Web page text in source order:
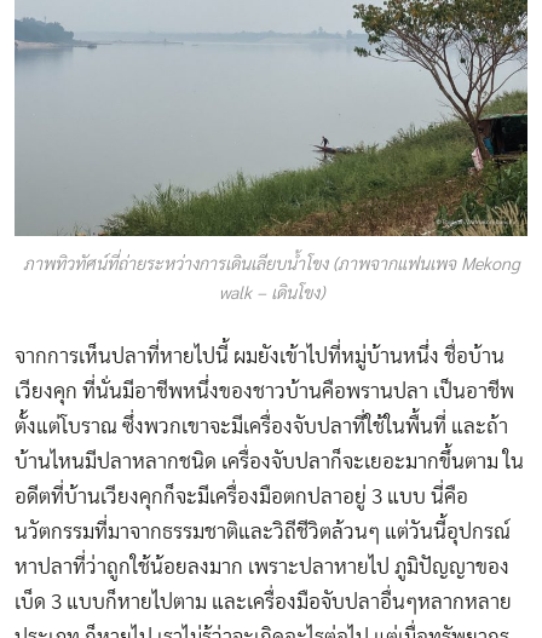
ภาพทิวทัศน์ที่ถ่ายระหว่างการเดินเลียบน้ำโขง (ภาพจากแฟนเพจ Mekong
walk – เดินโขง)
จากการเห็นปลาที่หายไปนี้ ผมยังเข้าไปที่หมู่บ้านหนึ่ง ชื่อบ้าน
เวียงคุก ที่นั่นมีอาชีพหนึ่งของชาวบ้านคือพรานปลา เป็นอาชีพ
ตั้งแต่โบราณ ซึ่งพวกเขาจะมีเครื่องจับปลาที่ใช้ในพื้นที่ และถ้า
บ้านไหนมีปลาหลากชนิด เครื่องจับปลาก็จะเยอะมากขึ้นตาม ใน
อดีตที่บ้านเวียงคุกก็จะมีเครื่องมือตกปลาอยู่ 3 แบบ นี่คือ
นวัตกรรมที่มาจากธรรมชาติและวิถีชีวิตล้วนๆ แต่วันนี้อุปกรณ์
หาปลาที่ว่าถูกใช้น้อยลงมาก เพราะปลาหายไป ภูมิปัญญาของ
เบ็ด 3 แบบก็หายไปตาม และเครื่องมือจับปลาอื่นๆหลากหลาย